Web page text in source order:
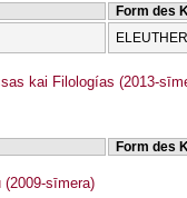
Form des
kai Filologías (2013-
Form des
sīmera)